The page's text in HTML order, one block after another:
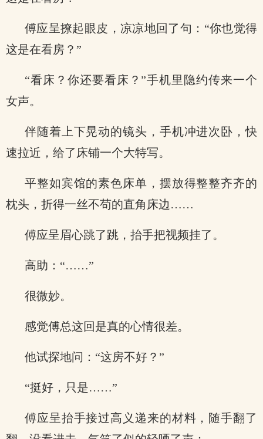
傅应呈撩起眼皮，凉凉地回了句：“你也觉得
这是在看房？”
“看床？你还要看床？”手机里隐约传来一个
女声。
伴随着上下晃动的镜头，手机冲进次卧，快
速拉近，给了床铺一个大特写。
平整如宾馆的素色床单，摆放得整整齐齐的
枕头，折得一丝不苟的直角床边……
傅应呈眉心跳了跳，抬手把视频挂了。
高助：“……”
很微妙。
感觉傅总这回是真的心情很差。
他试探地问：“这房不好？”
“挺好，只是……”
傅应呈抬手接过高义递来的材料，随手翻了